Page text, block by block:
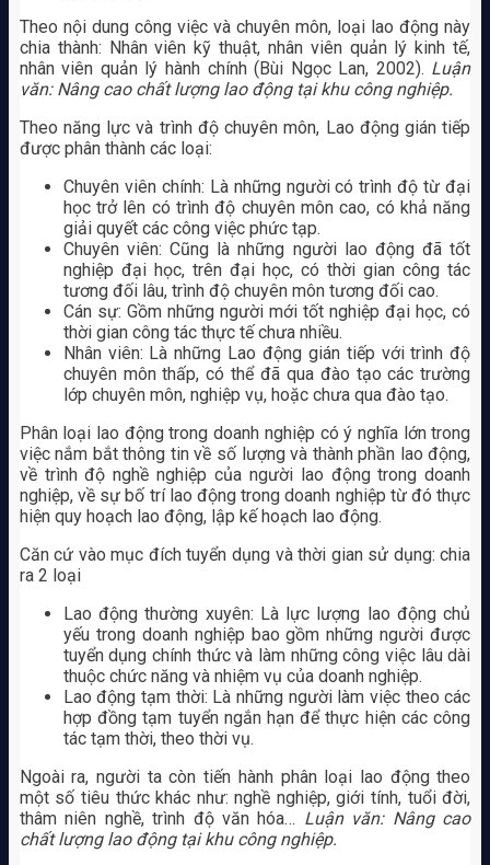
Theo nội dung công việc và chuyên môn, loại lao động này
chia thành: Nhân viên kỹ thuật, nhân viên quản lý kinh tế,
nhân viên quản lý hành chính (Bùi Ngọc Lan, 2002). Luận
văn: Nâng cao chất lượng lao động tại khu công nghiệp.
Theo năng lực và trình độ chuyên môn, Lao động gián tiếp
được phân thành các loại:
Chuyên viên chính: Là những người có trình độ từ đại
học trở lên có trình độ chuyên môn cao, có khả năng
giải quyết các công việc phức tạp.
Chuyên viên: Cũng là những người lao động đã tốt
nghiệp đại học, trên đại học, có thời gian công tác
tương đối lâu, trình độ chuyên môn tương đối cao.
Cán sự: Gồm những người mới tốt nghiệp đại học, có
thời gian công tác thực tế chưa nhiều.
Nhân viên: Là những Lao động gián tiếp với trình độ
chuyên môn thấp, có thể đã qua đào tạo các trường
lớp chuyên môn, nghiệp vụ, hoặc chưa qua đào tạo.
Phân loại lao động trong doanh nghiệp có ý nghĩa lớn trong
việc nắm bắt thông tin về số lượng và thành phần lao động,
về trình độ nghề nghiệp của người lao động trong doanh
nghiệp, về sự bố trí lao động trong doanh nghiệp từ đó thực
hiện quy hoạch lao động, lập kế hoạch lao động.
Căn cứ vào mục đích tuyển dụng và thời gian sử dụng: chia
ra 2 loại
Lao động thường xuyên: Là lực lượng lao động chủ
yếu trong doanh nghiệp bao gồm những người được
tuyển dụng chính thức và làm những công việc lâu dài
thuộc chức năng và nhiệm vụ của doanh nghiệp.
Lao động tạm thời: Là những người làm việc theo các
hợp đồng tạm tuyển ngắn hạn để thực hiện các công
tác tạm thời, theo thời vụ.
Ngoài ra, người ta còn tiến hành phân loại lao động theo
một số tiêu thức khác như: nghề nghiệp, giới tính, tuổi đời,
thâm niên nghề, trình độ văn hóa… Luận văn: Nâng cao
chất lượng lao động tại khu công nghiệp.